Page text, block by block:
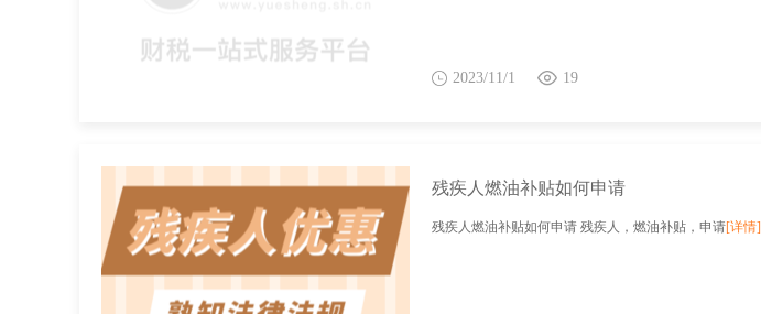
2023/11/1 19
残疾人燃油补贴如何申请
残疾人燃油补贴如何申请 残疾人，燃油补贴，申请[详情]